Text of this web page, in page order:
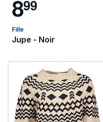
899
Fille
Jupe - Noir